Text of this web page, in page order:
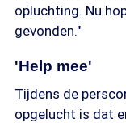
opluchting. Nu
gevonden."
'Help mee'
Tijdens de
opgelucht is dat